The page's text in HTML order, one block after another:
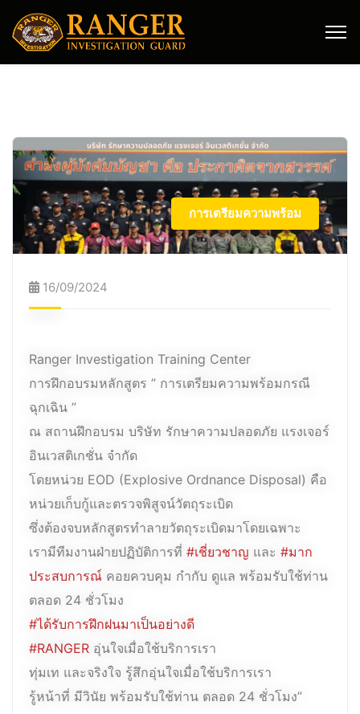
การเตรียมความพร้อม
16/09/2024
Ranger Investigation Training Center
การฝึกอบรมหลักสูตร ” การเตรียมความพร้อมกรณี
ฉุกเฉิน ”
ณ สถานฝึกอบรม บริษัท รักษาความปลอดภัย แรงเจอร์
อินเวสติเกชั่น จำกัด
โดยหน่วย EOD (Explosive Ordnance Disposal) คือ
หน่วยเก็บกู้และตรวจพิสูจน์วัตถุระเบิด
ซึ่งต้องจบหลักสูตรทำลายวัตถุระเบิดมาโดยเฉพาะ
เรามีทีมงานฝ่ายปฏิบัติการที่ #เชี่ยวชาญ และ #มาก
ประสบการณ์ คอยควบคุม กำกับ ดูแล พร้อมรับใช้ท่าน
ตลอด 24 ชั่วโมง
#ได้รับการฝึกฝนมาเป็นอย่างดี
#RANGER อุ่นใจเมื่อใช้บริการเรา
ทุ่มเท และจริงใจ รู้สึกอุ่นใจเมื่อใช้บริการเรา
รู้หน้าที่ มีวินัย พร้อมรับใช้ท่าน ตลอด 24 ชั่วโมง”